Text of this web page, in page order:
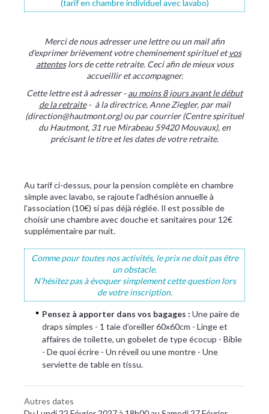
(tarif en chambre individuel avec lavabo)
Merci de nous adresser une lettre ou un mail afin
d'exprimer brièvement votre cheminement spirituel etvos
attenteslors de cette retraite. Ceci afin de mieux vous
accueillir et accompagner.
Cette lettre est à adresser -au moins 8 jours avant le début
de la retraite- à la directrice, Anne Ziegler, par mail
(direction@hautmont.org) ou par courrier (Centre spirituel
du Hautmont, 31 rue Mirabeau 59420 Mouvaux), en
précisant le titre et les dates de votre retraite.
Au tarif ci-dessus, pour la pension complète en chambre
simple avec lavabo, se rajoute l'adhésion annuelle à
l'association (10€) si pas déjà réglée. Il est possible de
choisir une chambre avec douche et sanitaires pour 12€
supplémentaire par nuit.
Comme pour toutes nos activités, le prix ne doit pas être
un obstacle.
N’hésitez pas à évoquer simplement cette question lors
de votre inscription.
​Pensez à apporter dans vos bagages : Une paire de
draps simples - 1 taie d’oreiller 60x60cm - Linge et
affaires de toilette, un gobelet de type écocup - Bible
- De quoi écrire - Un réveil ou une montre - Une
serviette de table en tissu.
Autres dates